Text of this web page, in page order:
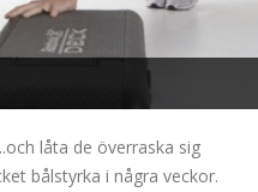
låta de överraska sig
bålstyrka i några veckor.